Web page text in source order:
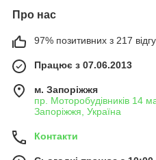
Про нас
97% позитивних з 217
Працює з 07.06.2013
м. Запоріжжя
пр. Моторобудівників 14
Запоріжжя, Україна
Контакти